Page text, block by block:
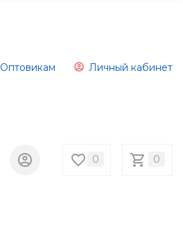
Оптовикам Личный кабинет
0 0